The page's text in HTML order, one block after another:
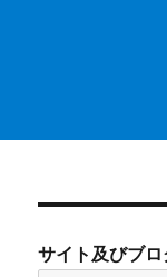
サイト及びブ